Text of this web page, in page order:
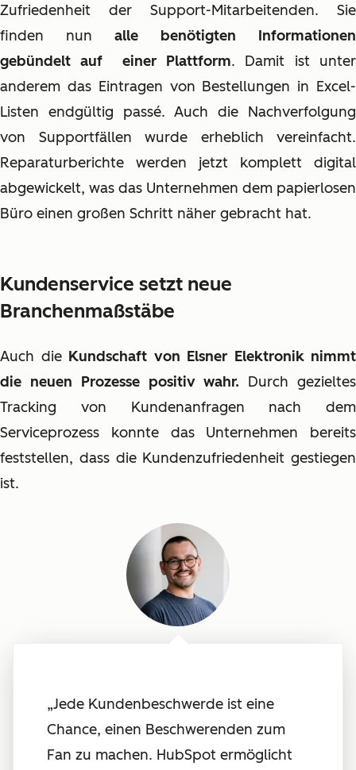
Zufriedenheit der Support-Mitarbeitenden. Sie
finden nun alle benötigten Informationen
gebündelt auf einer Plattform. Damit ist unter
anderem das Eintragen von Bestellungen in Excel-
Listen endgültig passé. Auch die Nachverfolgung
von Supportfällen wurde erheblich vereinfacht.
Reparaturberichte werden jetzt komplett digital
abgewickelt, was das Unternehmen dem papierlosen
Büro einen großen Schritt näher gebracht hat.
Kundenservice setzt neue
Branchenmaßstäbe
Auch die Kundschaft von Elsner Elektronik nimmt
die neuen Prozesse positiv wahr. Durch gezieltes
Tracking von Kundenanfragen nach dem
Serviceprozess konnte das Unternehmen bereits
feststellen, dass die Kundenzufriedenheit gestiegen
ist.
„Jede Kundenbeschwerde ist eine
Chance, einen Beschwerenden zum
Fan zu machen. HubSpot ermöglicht